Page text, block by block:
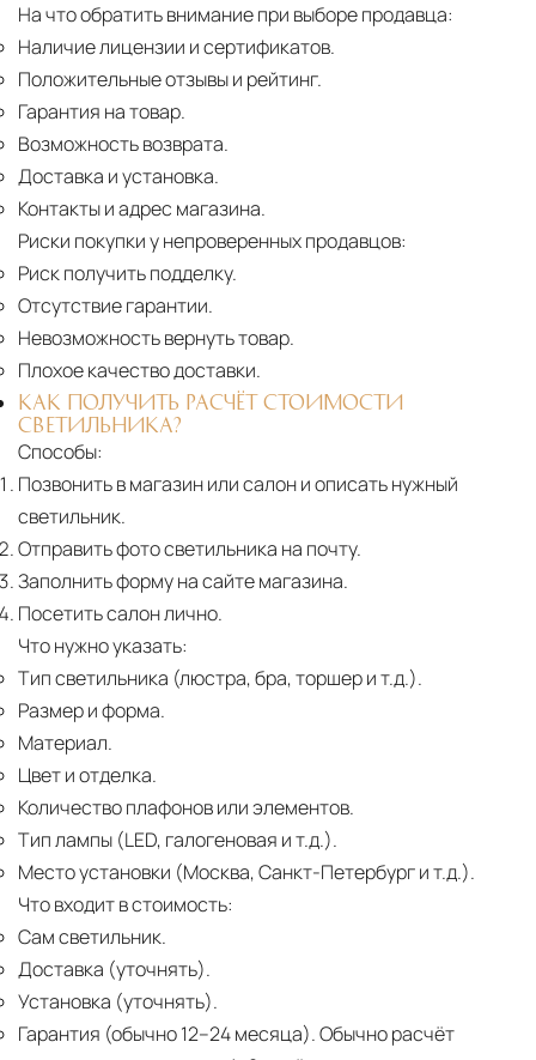
На что обратить внимание при выборе продавца:
Наличие лицензии и сертификатов.
Положительные отзывы и рейтинг.
Гарантия на товар.
Возможность возврата.
Доставка и установка.
Контакты и адрес магазина.
Риски покупки у непроверенных продавцов:
Риск получить подделку.
Отсутствие гарантии.
Невозможность вернуть товар.
Плохое качество доставки.
КАК ПОЛУЧИТЬ РАСЧЁТ СТОИМОСТИ
СВЕТИЛЬНИКА?
Способы:
Позвонить в магазин или салон и описать нужный
светильник.
Отправить фото светильника на почту.
Заполнить форму на сайте магазина.
Посетить салон лично.
Что нужно указать:
Тип светильника (люстра, бра, торшер и т.д.).
Размер и форма.
Материал.
Цвет и отделка.
Количество плафонов или элементов.
Тип лампы (LED, галогеновая и т.д.).
Место установки (Москва, Санкт-Петербург и т.д.).
Что входит в стоимость:
Сам светильник.
Доставка (уточнять).
Установка (уточнять).
Гарантия (обычно 12–24 месяца).Обычно расчёт